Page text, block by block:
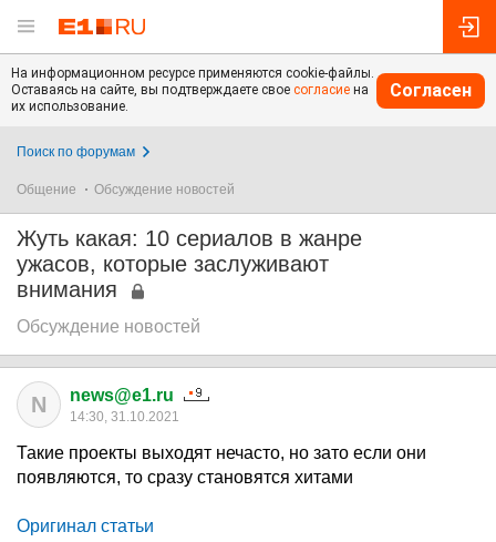
На информационном ресурсе применяются cookie-файлы.
Оставаясь на сайте, вы подтверждаете свое согласие на
их использование.
Согласен
Поиск по форумам
Общение Обсуждение новостей
Жуть какая: 10 сериалов в жанре
ужасов, которые заслуживают
внимания
Обсуждение новостей
N news@e1.ru
14:30, 31.10.2021
Такие проекты выходят нечасто, но зато если они
появляются, то сразу становятся хитами
Оригинал статьи